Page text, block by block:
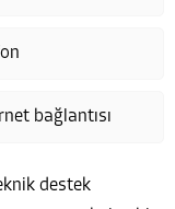
bağlantısı
destek